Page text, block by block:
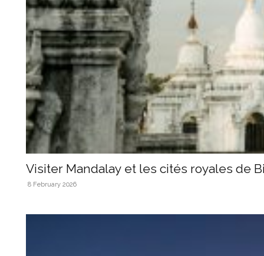
Visiter Mandalay et les cités royales de
8 February 2026